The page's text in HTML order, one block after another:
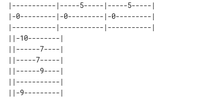
|-----------|-----5-----|-----5-----|
|-0---------|-0---------|-0---------|
|-----------|-----------|-----------|
||-10--------|
||------7----|
||-----7-----|
||------9----|
||-----------|